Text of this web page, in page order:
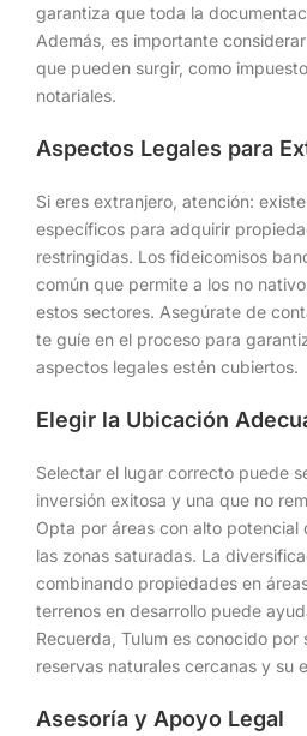
garantiza que toda la
Además, es importante
que pueden surgir, como
notariales.
Aspectos Legales para
Si eres extranjero, atención:
específicos para adquirir
restringidas. Los fideicomisos
común que permite a los no
estos sectores. Asegúrate de
te guíe en el proceso para
aspectos legales estén cubiertos.
Elegir la Ubicación
Selectar el lugar correcto puede
inversión exitosa y una que no
Opta por áreas con alto potencial
las zonas saturadas. La
combinando propiedades en
terrenos en desarrollo puede
Recuerda, Tulum es conocido por
reservas naturales cercanas y su
Asesoría y Apoyo Legal